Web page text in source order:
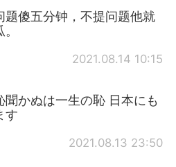
题傻五分钟，不提问题他就
2021.08.14 10:15
聞かぬは一生の恥 日本にも
す
2021.08.13 23:50